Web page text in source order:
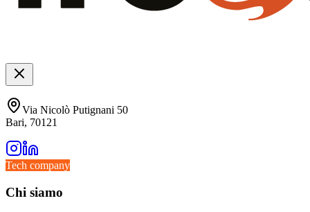
Via Nicolò Putignani 50
Bari, 70121
Tech company
Chi siamo